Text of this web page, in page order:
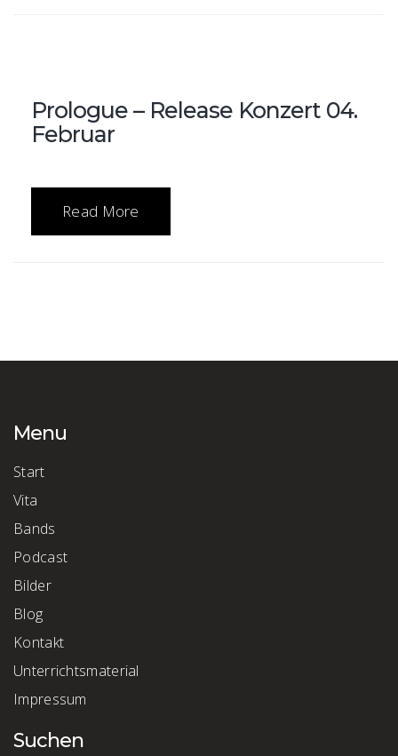
Prologue – Release Konzert 04.
Februar
Read More
Menu
Start
Vita
Bands
Podcast
Bilder
Blog
Kontakt
Unterrichtsmaterial
Impressum
Suchen